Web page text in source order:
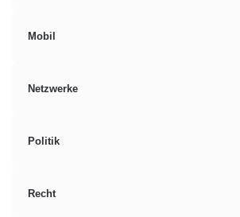
Mobil
Netzwerke
Politik
Recht